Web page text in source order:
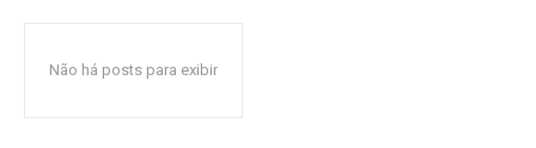
Não há posts para exibir